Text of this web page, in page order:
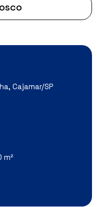
Cajamar/SP
m²